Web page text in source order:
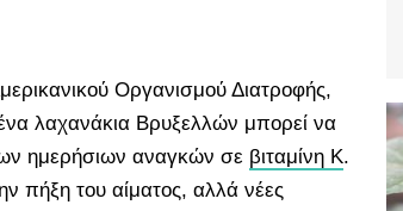
Οργανισμού Διατροφής,
λαχανάκια Βρυξελλών μπορεί να
ημερήσιων αναγκών σε βιταμίνη Κ.
πήξη του αίματος, αλλά νέες